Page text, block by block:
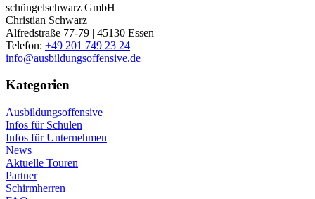
schüngelschwarz GmbH
Christian Schwarz
Alfredstraße 77-79 | 45130 Essen
Telefon: +49 201 749 23 24
info@ausbildungsoffensive.de
Kategorien
Ausbildungsoffensive
Infos für Schulen
Infos für Unternehmen
News
Aktuelle Touren
Partner
Schirmherren